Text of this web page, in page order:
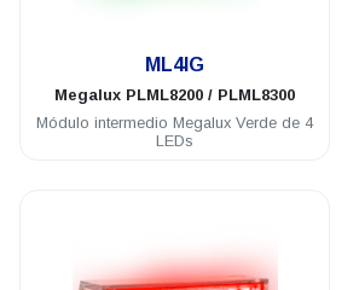
ML4IG
Megalux PLML8200 / PLML8300
Módulo intermedio Megalux Verde de 4
LEDs